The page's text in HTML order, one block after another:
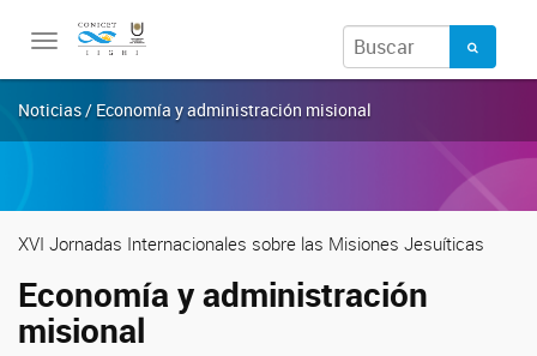
Toggle
Noticias / Economía y administración misional
XVI Jornadas Internacionales sobre las Misiones Jesuíticas
Economía y administración
misional